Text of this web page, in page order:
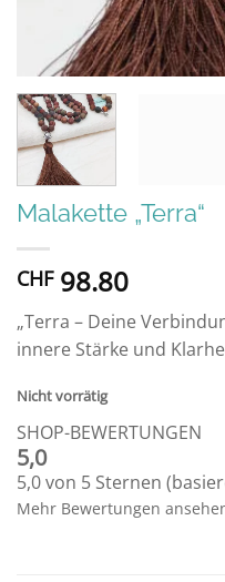
Malakette „Terra“
CHF98.80
„Terra – Deine
innere Stärke und
Nicht vorrätig
SHOP-BEWERTUNGEN
5,0
5,0 von 5 Sternen
Mehr Bewertungen